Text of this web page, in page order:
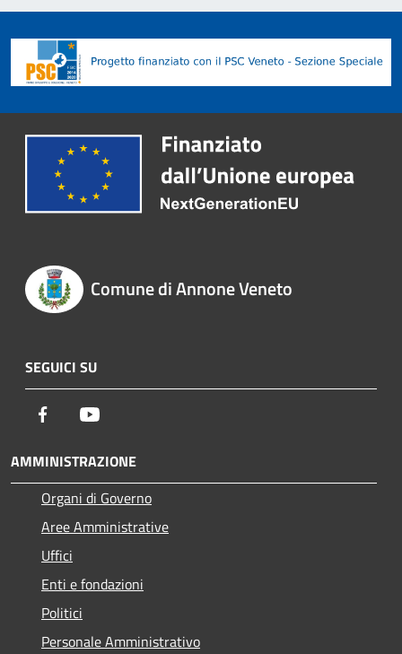
Comune di Annone Veneto
SEGUICI SU
Facebook
AMMINISTRAZIONE
Organi di Governo
Aree Amministrative
Uffici
Enti e fondazioni
Politici
Personale Amministrativo